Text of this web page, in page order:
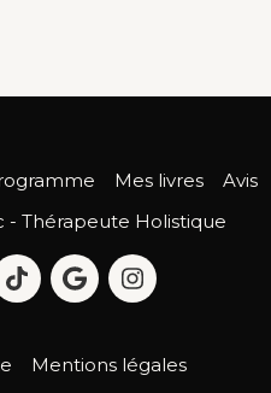
Mes livres Avis
- Thérapeute Holistique
Mentions légales